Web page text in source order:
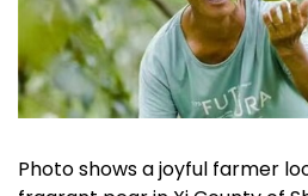
Photo shows a joyful farmer